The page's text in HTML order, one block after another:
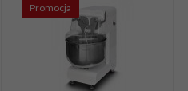
Promocja